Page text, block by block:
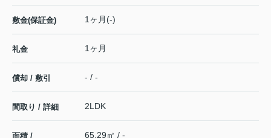
敷金(保証金) 1ヶ月(-)
礼金 1ヶ月
償却 / 敷引 - / -
間取り / 詳細 2LDK
面積 /
65.29㎡ / -